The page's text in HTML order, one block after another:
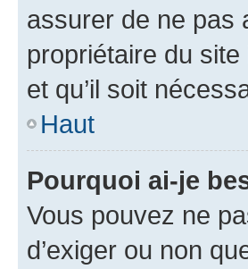
assurer de ne pas
propriétaire du
et qu’il soit
Haut
Pourquoi ai-je
Vous pouvez ne
d’exiger ou non